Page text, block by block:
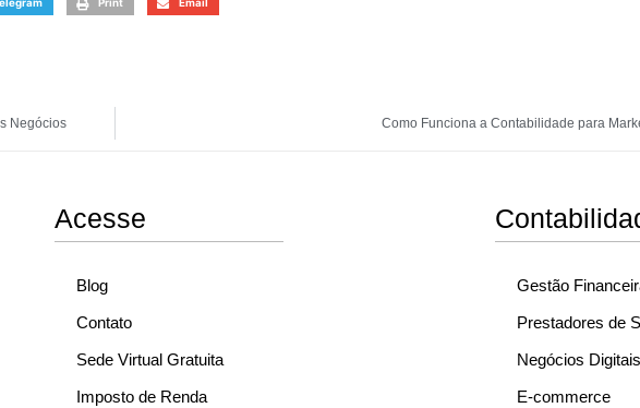
Print Email
Negócios Como Funciona a Contabilidade para
Acesse
Blog
Contato
Sede Virtual Gratuita
Imposto de Renda
Gestão
Prestadores de
Negócios
E-commerce